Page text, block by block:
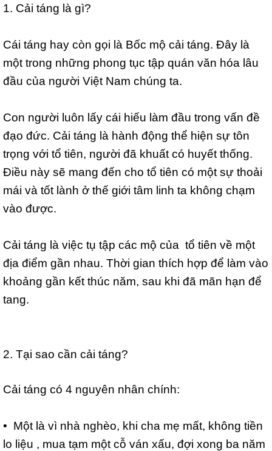
1. Cải táng là gì?
Cái táng hay còn gọi là Bốc mộ cải táng. Đây là
một trong những phong tục tập quán văn hóa lâu
đầu của người Việt Nam chúng ta.
Con người luôn lấy cái hiếu làm đầu trong vấn đề
đạo đức. Cải táng là hành động thể hiện sự tôn
trọng với tổ tiên, người đã khuất có huyết thống.
Điều này sẽ mang đến cho tổ tiên có một sự thoải
mái và tốt lành ở thế giới tâm linh ta không chạm
vào được.
Cải táng là việc tụ tập các mộ của tổ tiên về một
địa điểm gần nhau. Thời gian thích hợp để làm vào
khoảng gần kết thúc năm, sau khi đã mãn hạn để
tang.
2. Tại sao cần cải táng?
Cải táng có 4 nguyên nhân chính:
• Một là vì nhà nghèo, khi cha mẹ mất, không tiền
lo liệu , mua tạm một cỗ ván xấu, đợi xong ba năm